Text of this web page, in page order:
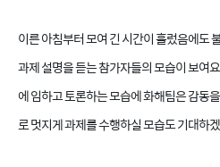
이른 아침부터 모여 긴 시간이 흘렀음에도
과제 설명을 듣는 참가자들의 모습이 보여
에 임하고 토론하는 모습에 화해팀은 감동
로 멋지게 과제를 수행하실 모습도 기대하